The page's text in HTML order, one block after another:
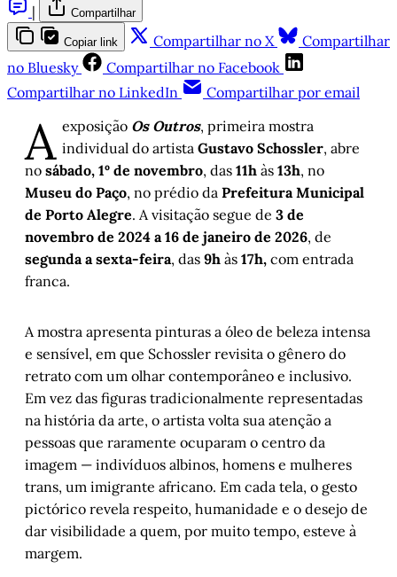
| Compartilhar
Copiar link Compartilhar no X
Compartilhar
no Bluesky
Compartilhar no Facebook
Compartilhar no LinkedIn
Compartilhar por email
A exposição Os Outros, primeira mostra
individual do artista Gustavo Schossler, abre
no sábado, 1º de novembro, das 11h às 13h, no
Museu do Paço, no prédio da Prefeitura Municipal
de Porto Alegre. A visitação segue de 3 de
novembro de 2024 a 16 de janeiro de 2026, de
segunda a sexta-feira, das 9h às 17h, com entrada
franca.
A mostra apresenta pinturas a óleo de beleza intensa
e sensível, em que Schossler revisita o gênero do
retrato com um olhar contemporâneo e inclusivo.
Em vez das figuras tradicionalmente representadas
na história da arte, o artista volta sua atenção a
pessoas que raramente ocuparam o centro da
imagem — indivíduos albinos, homens e mulheres
trans, um imigrante africano. Em cada tela, o gesto
pictórico revela respeito, humanidade e o desejo de
dar visibilidade a quem, por muito tempo, esteve à
margem.